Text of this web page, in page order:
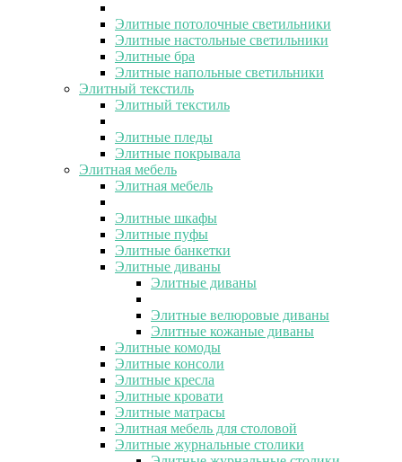
Элитные потолочные светильники
Элитные настольные светильники
Элитные бра
Элитные напольные светильники
Элитный текстиль
Элитный текстиль
Элитные пледы
Элитные покрывала
Элитная мебель
Элитная мебель
Элитные шкафы
Элитные пуфы
Элитные банкетки
Элитные диваны
Элитные диваны
Элитные велюровые диваны
Элитные кожаные диваны
Элитные комоды
Элитные консоли
Элитные кресла
Элитные кровати
Элитные матрасы
Элитная мебель для столовой
Элитные журнальные столики